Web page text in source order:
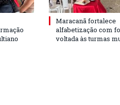
Maracanã fortalece
alfabetização com
voltada às turmas